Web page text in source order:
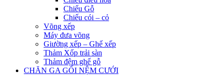
Chiếu Gỗ
Chiếu cói – cỏ
Võng xếp
Máy đưa võng
Giường xếp – Ghế xếp
Thảm Xốp trải sàn
Thảm đệm ghế gỗ
CHĂN GA GỐI NỆM CƯỚI